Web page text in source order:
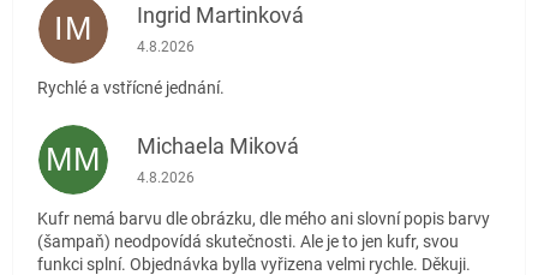
IM Ingrid Martinková
Hodnocení obchodu je 5 z 5 hvězdiček.
4.8.2026
Rychlé a vstřícné jednání.
MM Michaela Miková
Hodnocení obchodu je 5 z 5 hvězdiček.
4.8.2026
Kufr nemá barvu dle obrázku, dle mého ani slovní popis barvy
(šampaň) neodpovídá skutečnosti. Ale je to jen kufr, svou
funkci splní. Objednávka bylla vyřizena velmi rychle. Děkuji.